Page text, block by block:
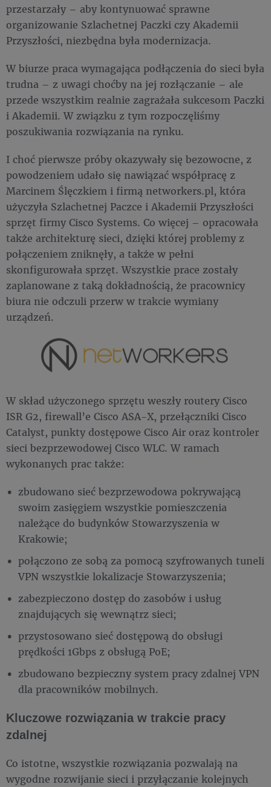
przestarzały – aby kontynuować sprawne
organizowanie Szlachetnej Paczki czy Akademii
Przyszłości, niezbędna była modernizacja.
W biurze praca wymagająca podłączenia do sieci była
trudna – z uwagi choćby na jej rozłączanie – ale
przede wszystkim realnie zagrażała sukcesom Paczki
i Akademii. W związku z tym rozpoczęliśmy
poszukiwania rozwiązania na rynku.
I choć pierwsze próby okazywały się bezowocne, z
powodzeniem udało się nawiązać współpracę z
Marcinem Ślęczkiem i firmą networkers.pl, która
użyczyła Szlachetnej Paczce i Akademii Przyszłości
sprzęt firmy Cisco Systems. Co więcej – opracowała
także architekturę sieci, dzięki której problemy z
połączeniem zniknęły, a także w pełni
skonfigurowała sprzęt. Wszystkie prace zostały
zaplanowane z taką dokładnością, że pracownicy
biura nie odczuli przerw w trakcie wymiany
urządzeń.
W skład użyczonego sprzętu weszły routery Cisco
ISR G2, firewall’e Cisco ASA-X, przełączniki Cisco
Catalyst, punkty dostępowe Cisco Air oraz kontroler
sieci bezprzewodowej Cisco WLC. W ramach
wykonanych prac także:
zbudowano sieć bezprzewodowa pokrywającą
swoim zasięgiem wszystkie pomieszczenia
należące do budynków Stowarzyszenia w
Krakowie;
połączono ze sobą za pomocą szyfrowanych tuneli
VPN wszystkie lokalizacje Stowarzyszenia;
zabezpieczono dostęp do zasobów i usług
znajdujących się wewnątrz sieci;
przystosowano sieć dostępową do obsługi
prędkości 1Gbps z obsługą PoE;
zbudowano bezpieczny system pracy zdalnej VPN
dla pracowników mobilnych.
Kluczowe rozwiązania w trakcie pracy
zdalnej
Co istotne, wszystkie rozwiązania pozwalają na
wygodne rozwijanie sieci i przyłączanie kolejnych